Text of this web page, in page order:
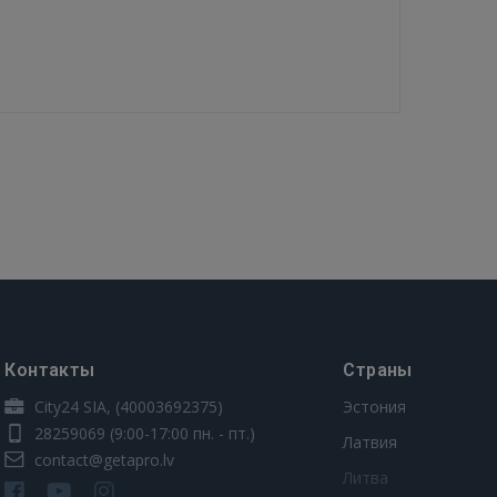
Контакты
City24 SIA, (40003692375)
28259069 (9:00-17:00 пн. - пт.)
contact@getapro.lv
Страны
Эстония
Латвия
Литва